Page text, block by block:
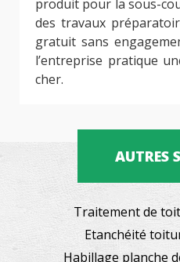
produit pour la sous-
des travaux
gratuit sans
l’entreprise pratique
cher.
AUTRES
Traitement de
Etanchéité
Habillage planche